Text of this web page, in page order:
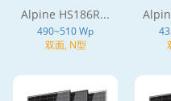
Alpine HS186R...
490~510 Wp
双面, N型